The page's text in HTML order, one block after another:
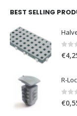
BEST SELLING
0
€
R-
0
€